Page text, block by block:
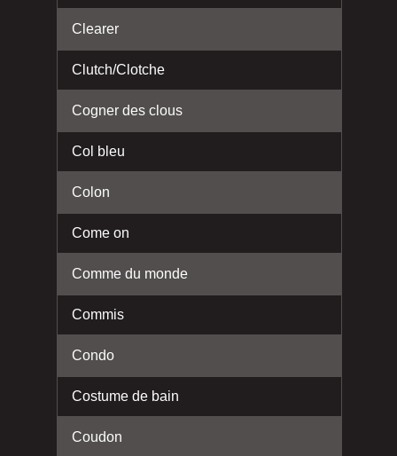
Clearer
Clutch/Clotche
Cogner des clous
Col bleu
Colon
Come on
Comme du monde
Commis
Condo
Costume de bain
Coudon